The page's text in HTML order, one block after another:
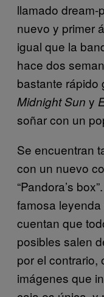
llamado dream-
nuevo y primer
igual que la
hace dos
bastante rápido
Midnight Sun y
soñar con un
Se encuentran
con un nuevo
“Pandora’s
famosa
cuentan que
posibles salen
por el contrario,
imágenes que